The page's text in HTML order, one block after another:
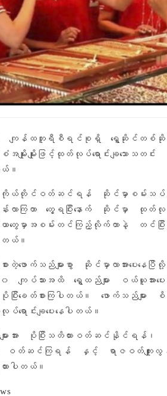
ျန်ထဘူရီစီရင်စုရှိ ရွှေဆိုင်တစ်ဆိုင်တွင်
အမျိုးမျိုးဖြင့်ထုတ်လုပ်ရောင်းချသောသ
ယ်။
တိုင်ဝတ်ဆင်ရန် ဆိုင်မှာစမ်းသပ်ထုတ်
းမြန်းလာကြတာ တွေ့ရပြီးနောက် ဆိုင်မှာ
မှာအစမ်းတင်ကြည့်လိုက်တာနဲ့ တင်ပြီး
ါတယ်။
သည်များစွာ ဆိုင်မှာလာအားပေးနေပ
ားအထိ ရွှေထည်များ ဝယ်ယူအားပေးကြလ
ပိုပြီးခေတ်စားကြပါတယ်။ ဖောက်သည်မျ
ာင်းချပေးနေပါတယ်။
များအား ပိုပြီးသတိထားဝတ်ဆင်နိုင်ရန်၊
ားသာ ဝတ်ဆင်ကြရန် နှင့် ရာဇဝတ်ကျူ
းပါတယ်။